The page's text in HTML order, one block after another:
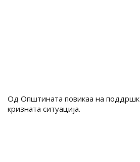
Од Општината повикаа на
кризната ситуација.